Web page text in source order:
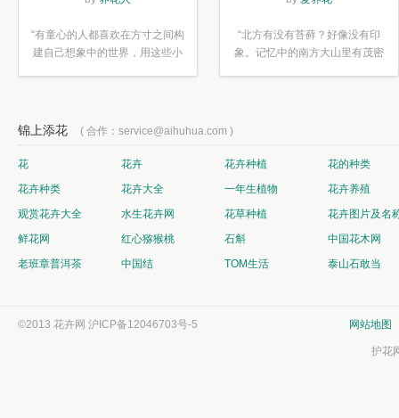
“有童心的人都喜欢在方寸之间构
建自己想象中的世界，用这些小
“北方有没有苔藓？好像没有印
象。记忆中的南方大山里有茂密
锦上添花 ( 合作：service@aihuhua.com )
花 花卉 花卉种植
花的种类
花卉种类
花卉大全 一年生植物
花卉养殖
观赏花卉大全
水生花卉网 花草种植
花卉图片及名
鲜花网
红心猕猴桃 石斛
中国花木网
老班章普洱茶
中国结 TOM生活 泰山石敢当
©2013 花卉网 沪ICP备12046703号-5 网站地图
护花